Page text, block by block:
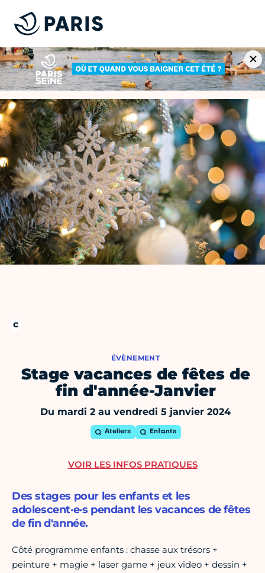
ÉVÈNEMENT
Stage vacances de fêtes de
fin d'année-Janvier
Du mardi 2 au vendredi 5 janvier 2024
Ateliers Enfants
Des stages pour les enfants et les
adolescent·e·s pendant les vacances de fêtes
de fin d'année.
Côté programme enfants : chasse aux trésors +
peinture + magie + laser game + jeux video + dessin +
VOIR LES INFOS PRATIQUES